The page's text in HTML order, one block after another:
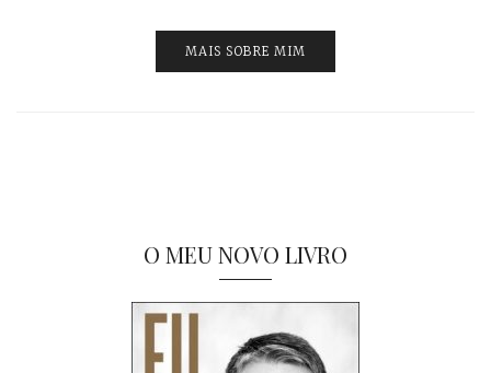
MAIS SOBRE MIM
O MEU NOVO LIVRO